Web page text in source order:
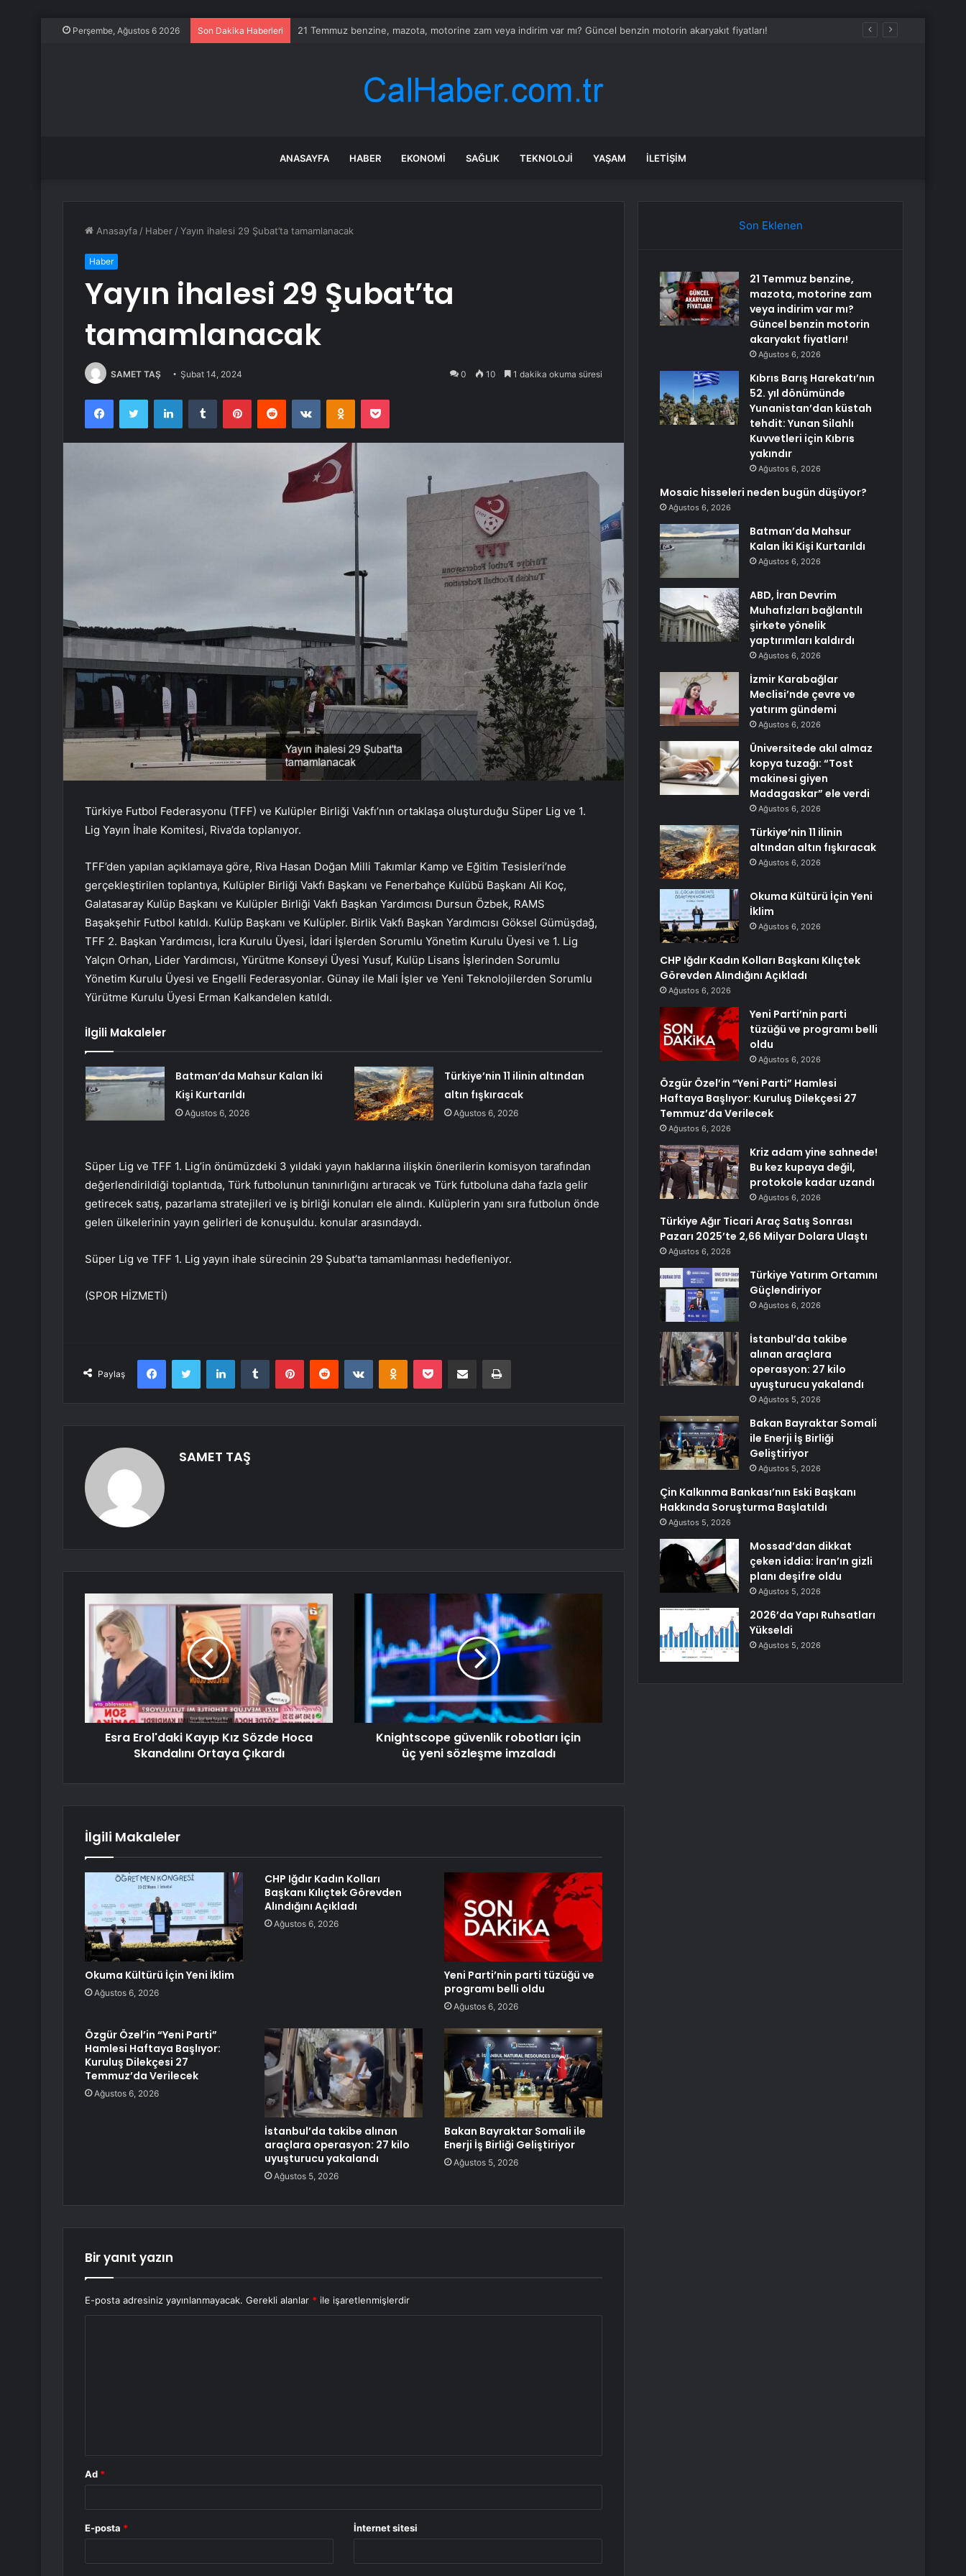
Perşembe, Ağustos 6 2026 Son Dakika Haberleri 21 Temmuz benzine, mazota, motorine zam veya indirim var mı? Güncel benzin motorin akaryakıt fiyatları!
ANASAYFA HABER EKONOMI SAĞLIK TEKNOLOJI YAŞAM İLETIŞIM
Anasayfa / Haber /Yayın ihalesi 29 Şubat’ta tamamlanacak
Haber
Yayın ihalesi 29 Şubat’ta
tamamlanacak
SAMET TAŞ Şubat 14, 2024 0 10 1 dakika okuma süresi
FacebookTwitter LinkedInTumblr PinterestReddit VKontakteOdnoklassniki
Pocket
Türkiye Futbol Federasyonu (TFF) ve Kulüpler Birliği Vakfı’nın ortaklaşa oluşturduğu Süper Lig ve 1.
Lig Yayın İhale Komitesi, Riva’da toplanıyor.
TFF’den yapılan açıklamaya göre, Riva Hasan Doğan Milli Takımlar Kamp ve Eğitim Tesisleri’nde
gerçekleştirilen toplantıya, Kulüpler Birliği Vakfı Başkanı ve Fenerbahçe Kulübü Başkanı Ali Koç,
Galatasaray Kulüp Başkanı ve Kulüpler Birliği Vakfı Başkan Yardımcısı Dursun Özbek, RAMS
Başakşehir Futbol katıldı. Kulüp Başkanı ve Kulüpler. Birlik Vakfı Başkan Yardımcısı Göksel Gümüşdağ,
TFF 2. Başkan Yardımcısı, İcra Kurulu Üyesi, İdari İşlerden Sorumlu Yönetim Kurulu Üyesi ve 1. Lig
Yalçın Orhan, Lider Yardımcısı, Yürütme Konseyi Üyesi Yusuf, Kulüp Lisans İşlerinden Sorumlu
Yönetim Kurulu Üyesi ve Engelli Federasyonlar. Günay ile Mali İşler ve Yeni Teknolojilerden Sorumlu
Yürütme Kurulu Üyesi Erman Kalkandelen katıldı.
İlgili Makaleler
Batman’da Mahsur Kalan İki
Kişi Kurtarıldı
Ağustos 6, 2026
Türkiye’nin 11 ilinin altından
altın fışkıracak
Ağustos 6, 2026
Süper Lig ve TFF 1. Lig’in önümüzdeki 3 yıldaki yayın haklarına ilişkin önerilerin komisyon tarafından
değerlendirildiği toplantıda, Türk futbolunun tanınırlığını artıracak ve Türk futboluna daha fazla gelir
getirecek satış, pazarlama stratejileri ve iş birliği konuları ele alındı. Kulüplerin yanı sıra futbolun önde
gelen ülkelerinin yayın gelirleri de konuşuldu. konular arasındaydı.
Süper Lig ve TFF 1. Lig yayın ihale sürecinin 29 Şubat’ta tamamlanması hedefleniyor.
(SPOR HİZMETİ)
Paylaş
FacebookTwitter LinkedInTumblr PinterestReddit VKontakteOdnoklassniki
Pocket E-Posta ile paylaş Yazdır
SAMET TAŞ
Esra Erol'daki Kayıp Kız Sözde Hoca
Skandalını Ortaya Çıkardı
Knightscope güvenlik robotları için
üç yeni sözleşme imzaladı
İlgili Makaleler
Okuma Kültürü İçin Yeni İklim
Ağustos 6, 2026
CHP Iğdır Kadın Kolları
Başkanı Kılıçtek Görevden
Alındığını Açıkladı
Ağustos 6, 2026
Yeni Parti’nin parti tüzüğü ve
programı belli oldu
Ağustos 6, 2026
Özgür Özel’in “Yeni Parti”
Hamlesi Haftaya Başlıyor:
Kuruluş Dilekçesi 27
Temmuz’da Verilecek
Ağustos 6, 2026
İstanbul’da takibe alınan
araçlara operasyon: 27 kilo
uyuşturucu yakalandı
Ağustos 5, 2026
Bakan Bayraktar Somali ile
Enerji İş Birliği Geliştiriyor
Ağustos 5, 2026
Bir yanıt yazın
E-posta adresiniz yayınlanmayacak. Gerekli alanlar * ile işaretlenmişlerdir
Ad *
E-posta * İnternet sitesi
Son Eklenen
21 Temmuz benzine,
mazota, motorine zam
veya indirim var mı?
Güncel benzin motorin
akaryakıt fiyatları!
Ağustos 6, 2026
Kıbrıs Barış Harekatı’nın
52. yıl dönümünde
Yunanistan’dan küstah
tehdit: Yunan Silahlı
Kuvvetleri için Kıbrıs
yakındır
Ağustos 6, 2026
Mosaic hisseleri neden bugün düşüyor?
Ağustos 6, 2026
Batman’da Mahsur
Kalan İki Kişi Kurtarıldı
Ağustos 6, 2026
ABD, İran Devrim
Muhafızları bağlantılı
şirkete yönelik
yaptırımları kaldırdı
Ağustos 6, 2026
İzmir Karabağlar
Meclisi’nde çevre ve
yatırım gündemi
Ağustos 6, 2026
Üniversitede akıl almaz
kopya tuzağı: “Tost
makinesi giyen
Madagaskar” ele verdi
Ağustos 6, 2026
Türkiye’nin 11 ilinin
altından altın fışkıracak
Ağustos 6, 2026
Okuma Kültürü İçin Yeni
İklim
Ağustos 6, 2026
CHP Iğdır Kadın Kolları Başkanı Kılıçtek
Görevden Alındığını Açıkladı
Ağustos 6, 2026
Yeni Parti’nin parti
tüzüğü ve programı belli
oldu
Ağustos 6, 2026
Özgür Özel’in “Yeni Parti” Hamlesi
Haftaya Başlıyor: Kuruluş Dilekçesi 27
Temmuz’da Verilecek
Ağustos 6, 2026
Kriz adam yine sahnede!
Bu kez kupaya değil,
protokole kadar uzandı
Ağustos 6, 2026
Türkiye Ağır Ticari Araç Satış Sonrası
Pazarı 2025’te 2,66 Milyar Dolara Ulaştı
Ağustos 6, 2026
Türkiye Yatırım Ortamını
Güçlendiriyor
Ağustos 6, 2026
İstanbul’da takibe
alınan araçlara
operasyon: 27 kilo
uyuşturucu yakalandı
Ağustos 5, 2026
Bakan Bayraktar Somali
ile Enerji İş Birliği
Geliştiriyor
Ağustos 5, 2026
Çin Kalkınma Bankası’nın Eski Başkanı
Hakkında Soruşturma Başlatıldı
Ağustos 5, 2026
Mossad’dan dikkat
çeken iddia: İran’ın gizli
planı deşifre oldu
Ağustos 5, 2026
2026’da Yapı Ruhsatları
Yükseldi
Ağustos 5, 2026